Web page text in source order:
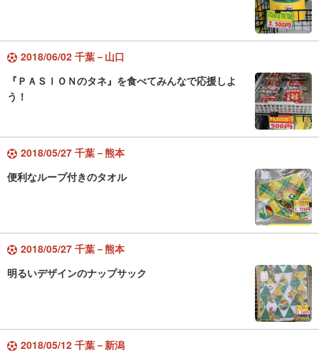
2018/06/02 千葉－山口
『ＰＡＳＩＯＮのタネ』を食べてみんなで応援しよ
う！
2018/05/27 千葉－熊本
便利なループ付きのタオル
2018/05/27 千葉－熊本
明るいデザインのナップサック
2018/05/12 千葉－新潟